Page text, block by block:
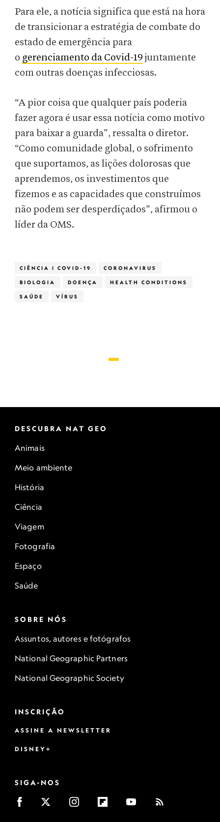
Para ele, a notícia significa que está na hora
de transicionar a estratégia de combate do
estado de emergência para
o gerenciamento da Covid-19 juntamente
com outras doenças infecciosas.
“A pior coisa que qualquer país poderia
fazer agora é usar essa notícia como motivo
para baixar a guarda”, ressalta o diretor.
“Como comunidade global, o sofrimento
que suportamos, as lições dolorosas que
aprendemos, os investimentos que
fizemos e as capacidades que construímos
não podem ser desperdiçados”, afirmou o
líder da OMS.
CIÊNCIA | COVID-19 CORONAVIRUS
BIOLOGIA DOENÇA HEALTH CONDITIONS
SAÚDE VÍRUS
DESCUBRA NAT GEO
Animais
Meio ambiente
História
Ciência
Viagem
Fotografia
Espaço
Saúde
SOBRE NÓS
Assuntos, autores e fotógrafos
National Geographic Partners
National Geographic Society
INSCRIÇÃO
ASSINE A NEWSLETTER
DISNEY+
SIGA-NOS